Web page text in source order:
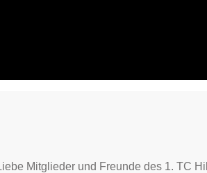
Mitglieder und Freunde des 1. TC